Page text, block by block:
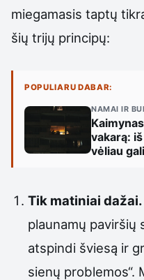
miegamasis taptų
šių trijų principų:
POPULIARU DABAR:
NAMAI IR
vakarą:
vėliau
Tik matiniai dažai.
plaunamų paviršių
atspindi šviesą ir
sienų problemos“.